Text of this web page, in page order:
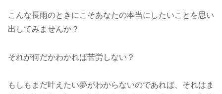
こんな長雨のときにこそあなたの本当にしたいことを思い
出してみませんか？
それが何だかわかれば苦労しない？
もしもまだ叶えたい夢がわからないのであれば、それはま